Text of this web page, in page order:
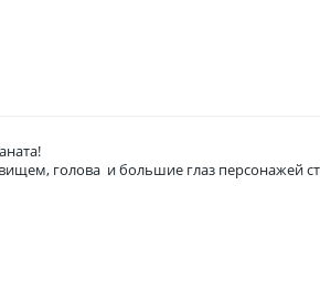
голова и большие глаз персонажей